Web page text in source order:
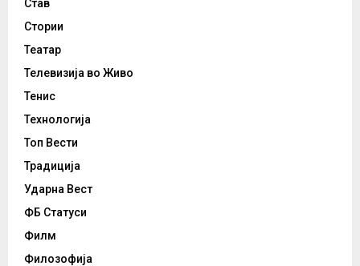
Став
Стории
Театар
Телевизија во Живо
Тенис
Технологија
Топ Вести
Традиција
Ударна Вест
ФБ Статуси
Филм
Филозофија